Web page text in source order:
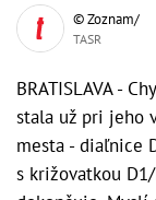
© Zoznam/
TASR
BRATISLAVA -
stala už pri jeho
mesta - diaľnice
s križovatkou